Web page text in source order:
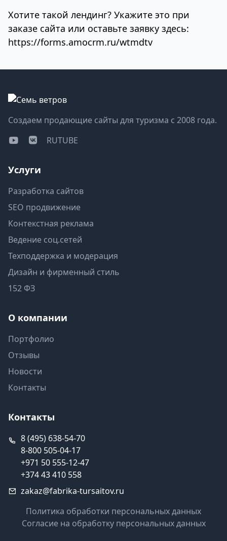
Хотите такой лендинг? Укажите это при
заказе сайта или оставьте заявку здесь:
https://forms.amocrm.ru/wtmdtv
Создаем продающие сайты для туризма с 2008 года.
RUTUBE
Услуги
Разработка сайтов
SEO продвижение
Контекстная реклама
Ведение соц.сетей
Техподдержка и модерация
Дизайн и фирменный стиль
152 ФЗ
О компании
Портфолио
Отзывы
Новости
Контакты
Контакты
8 (495) 638-54-70
8-800 505-04-17
+971 50 555-12-47
+374 43 410 558
zakaz@fabrika-tursaitov.ru
Политика обработки персональных данных
Согласие на обработку персональных данных